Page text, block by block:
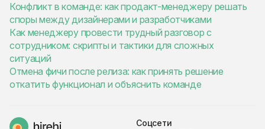
Конфликт в команде: как продакт-менеджеру решать
споры между дизайнерами и разработчиками
Как менеджеру провести трудный разговор с
сотрудником: скрипты и тактики для сложных
ситуаций
Отмена фичи после релиза: как принять решение
откатить функционал и объяснить команде
Соцсети